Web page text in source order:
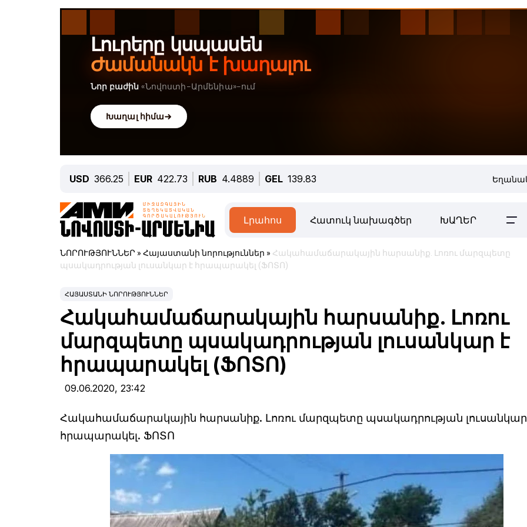
USD 366.25 EUR 422.73 RUB 4.4889 GEL 139.83
Լրահոս Հատուկ նախագծեր ԽԱՂԵՐ
ՆՈՐՈՒԹՅՈՒՆՆԵՐ » Հայաստանի նորություններ » Հակահամաճարակային հարսանիք. Լոռու մարզպետը
պսակադրության լուսանկար է հրապարակել (ՖՈՏՈ)
ՀԱՅԱՍՏԱՆԻ ՆՈՐՈՒԹՅՈՒՆՆԵՐ
Հակահամաճարակային հարսանիք. Լոռու
մարզպետը պսակադրության լուսանկար է
հրապարակել (ՖՈՏՈ)
09.06.2020, 23:42
Հակահամաճարակային հարսանիք. Լոռու մարզպետը պսակադրության լուսանկար
հրապարակել. ՖՈՏՈ